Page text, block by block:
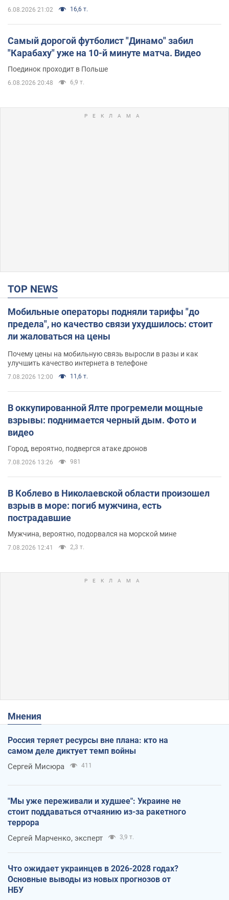
6.08.2026 21:02 16,6 т.
Самый дорогой футболист "Динамо" забил
"Карабаху" уже на 10-й минуте матча. Видео
Поединок проходит в Польше
6.08.2026 20:48 6,9 т.
TOP NEWS
Мобильные операторы подняли тарифы "до
предела", но качество связи ухудшилось: стоит
ли жаловаться на цены
Почему цены на мобильную связь выросли в разы и как
улучшить качество интернета в телефоне
7.08.2026 12:00 11,6 т.
В оккупированной Ялте прогремели мощные
взрывы: поднимается черный дым. Фото и
видео
Город, вероятно, подвергся атаке дронов
7.08.2026 13:26 981
В Коблево в Николаевской области произошел
взрыв в море: погиб мужчина, есть
пострадавшие
Мужчина, вероятно, подорвался на морской мине
7.08.2026 12:41 2,3 т.
Мнения
Россия теряет ресурсы вне плана: кто на
самом деле диктует темп войны
Сергей Мисюра 411
"Мы уже переживали и худшее": Украине не
стоит поддаваться отчаянию из-за ракетного
террора
Сергей Марченко, эксперт 3,9 т.
Что ожидает украинцев в 2026-2028 годах?
Основные выводы из новых прогнозов от
НБУ